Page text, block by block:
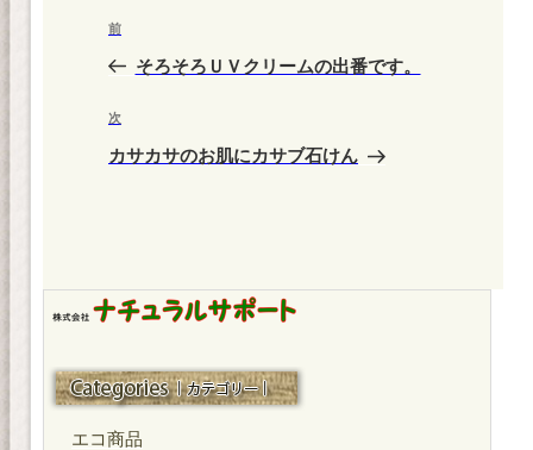
投
ビ
ゲ
前
の
稿
前
そろそろＵＶクリームの出番です。
次
の
次
カサカサのお肌にカサブ石けん
カテゴリー
エコ商品